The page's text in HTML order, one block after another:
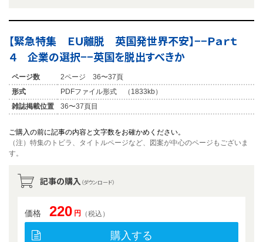
【緊急特集 ＥＵ離脱 英国発世界不安】−−Ｐａｒｔ
４ 企業の選択−−英国を脱出すべきか
ページ数
2ページ 36〜37頁
形式
PDFファイル形式 （1833kb）
雑誌掲載位置
36〜37頁目
ご購入の前に記事の内容と文字数をお確かめください。
（注）特集のトビラ、タイトルページなど、図案が中心のページもございま
す。
記事の購入 （ダウンロード）
価格 220 円 （税込）
購入する